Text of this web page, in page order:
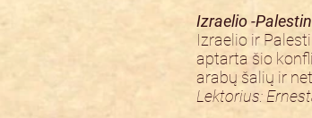
Izraelio -
Izraelio ir
aptarta šio
arabų šalių ir
Lektorius: